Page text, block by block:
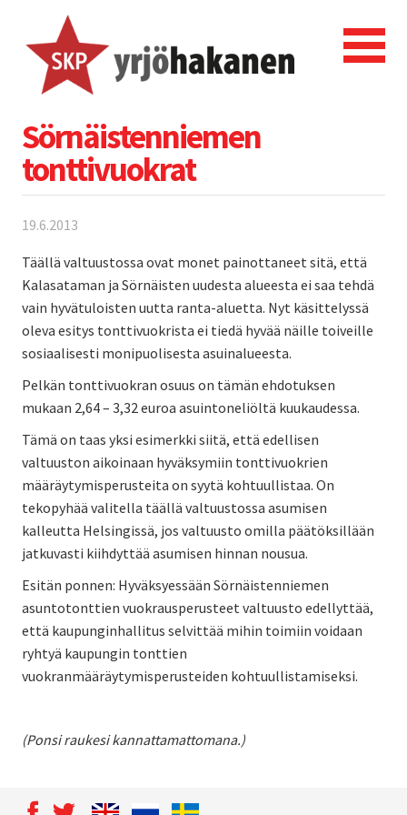
Sörnäistenniemen
tonttivuokrat
19.6.2013
Täällä valtuustossa ovat monet painottaneet sitä, että
Kalasataman ja Sörnäisten uudesta alueesta ei saa tehdä
vain hyvätuloisten uutta ranta-aluetta. Nyt käsittelyssä
oleva esitys tonttivuokrista ei tiedä hyvää näille toiveille
sosiaalisesti monipuolisesta asuinalueesta.
Pelkän tonttivuokran osuus on tämän ehdotuksen
mukaan 2,64 – 3,32 euroa asuintoneliöltä kuukaudessa.
Tämä on taas yksi esimerkki siitä, että edellisen
valtuuston aikoinaan hyväksymiin tonttivuokrien
määräytymisperusteita on syytä kohtuullistaa. On
tekopyhää valitella täällä valtuustossa asumisen
kalleutta Helsingissä, jos valtuusto omilla päätöksillään
jatkuvasti kiihdyttää asumisen hinnan nousua.
Esitän ponnen: Hyväksyessään Sörnäistenniemen
asuntotonttien vuokrausperusteet valtuusto edellyttää,
että kaupunginhallitus selvittää mihin toimiin voidaan
ryhtyä kaupungin tonttien
vuokranmääräytymisperusteiden kohtuullistamiseksi.
(Ponsi raukesi kannattamattomana.)